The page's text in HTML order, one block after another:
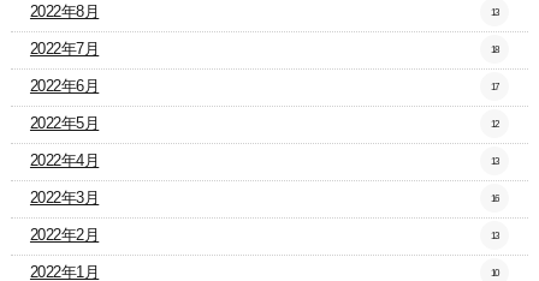
2022年8月 13
2022年7月 18
2022年6月 17
2022年5月 12
2022年4月 13
2022年3月 16
2022年2月 13
2022年1月 10